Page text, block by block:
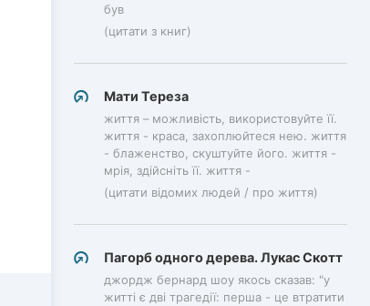
був
(цитати з книг)
Мати Тереза
життя – можливість, використовуйте її.
життя - краса, захоплюйтеся нею. життя
- блаженство, скуштуйте його. життя -
мрія, здійсніть її. життя -
(цитати відомих людей / про життя)
Пагорб одного дерева. Лукас Скотт
джордж бернард шоу якось сказав: "у
житті є дві трагедії: перша - це втратити